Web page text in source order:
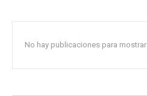
No hay publicaciones para mostrar